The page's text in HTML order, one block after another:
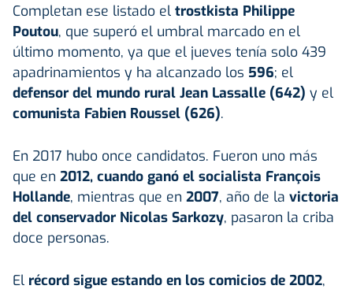
Completan ese listado el trostkista Philippe
Poutou, que superó el umbral marcado en el
último momento, ya que el jueves tenía solo 439
apadrinamientos y ha alcanzado los 596; el
defensor del mundo rural Jean Lassalle (642) y el
comunista Fabien Roussel (626).
En 2017 hubo once candidatos. Fueron uno más
que en 2012, cuando ganó el socialista François
Hollande, mientras que en 2007, año de la victoria
del conservador Nicolas Sarkozy, pasaron la criba
doce personas.
El récord sigue estando en los comicios de 2002,